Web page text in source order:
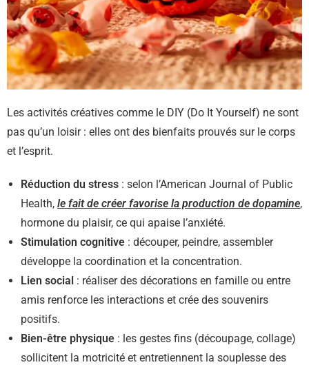
Les activités créatives comme le DIY (Do It Yourself) ne sont
pas qu’un loisir : elles ont des bienfaits prouvés sur le corps
et l’esprit.
Réduction du stress : selon l’American Journal of Public
Health, le fait de créer favorise la production de dopamine,
hormone du plaisir, ce qui apaise l’anxiété.
Stimulation cognitive : découper, peindre, assembler
développe la coordination et la concentration.
Lien social : réaliser des décorations en famille ou entre
amis renforce les interactions et crée des souvenirs
positifs.
Bien-être physique : les gestes fins (découpage, collage)
sollicitent la motricité et entretiennent la souplesse des